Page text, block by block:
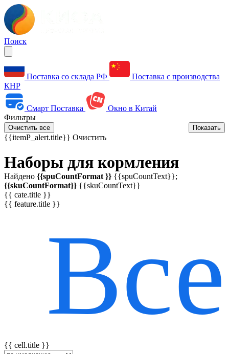
Поиск
Поставка со склада РФ
Поставка с производства
КНР
Смарт Поставка
Окно в Китай
Фильтры
Очистить все Показать
{{itemP_alert.title}} Очистить
Наборы для кормления
Найдено {{spuCountFormat }} {{spuCountText}};
{{skuCountFormat}} {{skuCountText}}
{{ cate.title }}
{{ feature.title }}
{{ featureTitle }}
Все
{{ cell.title }}